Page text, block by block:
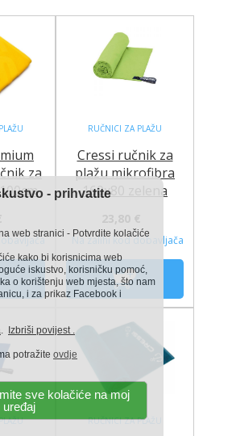
za
RUČNICI ZA PLAŽU
Cressi ručnik za
plažu mikrofibra
160x80 zelena
Na zalihi kod dobavljača
RUČNICI ZA PLAŽU
- prihvatite
web stranici - Potvrdite kolačiće
kako bi korisnicima web
iskustvo, korisničku pomoć,
o korištenju web mjesta, što nam
i za prikaz Facebook i
. Izbriši povijest .
potražite ovdje
sve kolačiće na moj
uređaj